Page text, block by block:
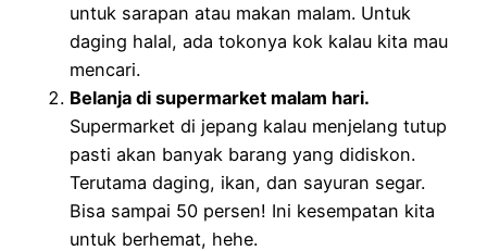
untuk sarapan atau makan malam. Untuk
daging halal, ada tokonya kok kalau kita mau
mencari.
Belanja di supermarket malam hari.
Supermarket di jepang kalau menjelang tutup
pasti akan banyak barang yang didiskon.
Terutama daging, ikan, dan sayuran segar.
Bisa sampai 50 persen! Ini kesempatan kita
untuk berhemat, hehe.